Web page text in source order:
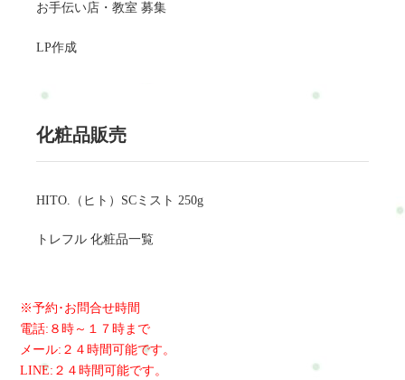
お手伝い店・教室 募集
LP作成
化粧品販売
HITO.（ヒト）SCミスト 250g
トレフル 化粧品一覧
※予約･お問合せ時間
電話:８時～１７時まで
メール:２４時間可能です。
LINE:２４時間可能です。